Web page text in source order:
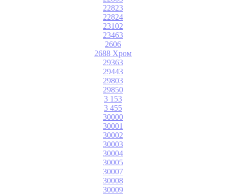
22823
22824
23102
23463
2606
2688 Хром
29363
29443
29803
29850
3 153
3 455
30000
30001
30002
30003
30004
30005
30007
30008
30009